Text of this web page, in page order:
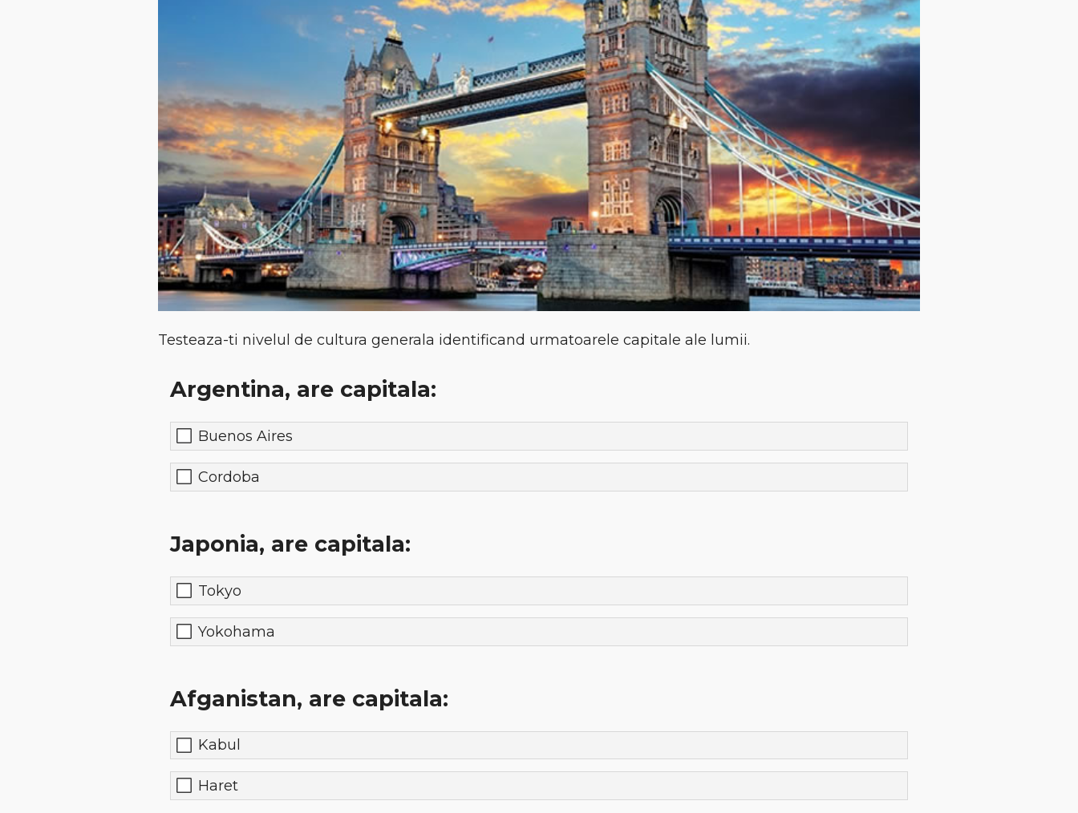
Testeaza-ti nivelul de cultura generala identificand urmatoarele capitale ale lumii.
Argentina, are capitala:
Buenos Aires
Cordoba
Japonia, are capitala:
Tokyo
Yokohama
Afganistan, are capitala:
Kabul
Haret